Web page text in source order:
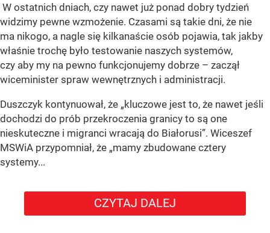
W ostatnich dniach, czy nawet już ponad dobry tydzień
widzimy pewne wzmożenie. Czasami są takie dni, że nie
ma nikogo, a nagle się kilkanaście osób pojawia, tak jakby
właśnie trochę było testowanie naszych systemów,
czy aby my na pewno funkcjonujemy dobrze – zaczął
wiceminister spraw wewnętrznych i administracji.
Duszczyk kontynuował, że „kluczowe jest to, że nawet jeśli
dochodzi do prób przekroczenia granicy to są one
nieskuteczne i migranci wracają do Białorusi”. Wiceszef
MSWiA przypomniał, że „mamy zbudowane cztery
systemy...
CZYTAJ DALEJ